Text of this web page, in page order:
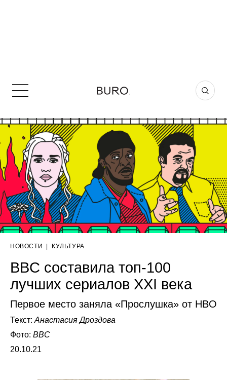
НОВОСТИ КУЛЬТУРА
BBC составила топ-100
лучших сериалов XXI века
Первое место заняла «Прослушка» от HBO
Текст: Анастасия Дроздова
Фото: BBC
20.10.21